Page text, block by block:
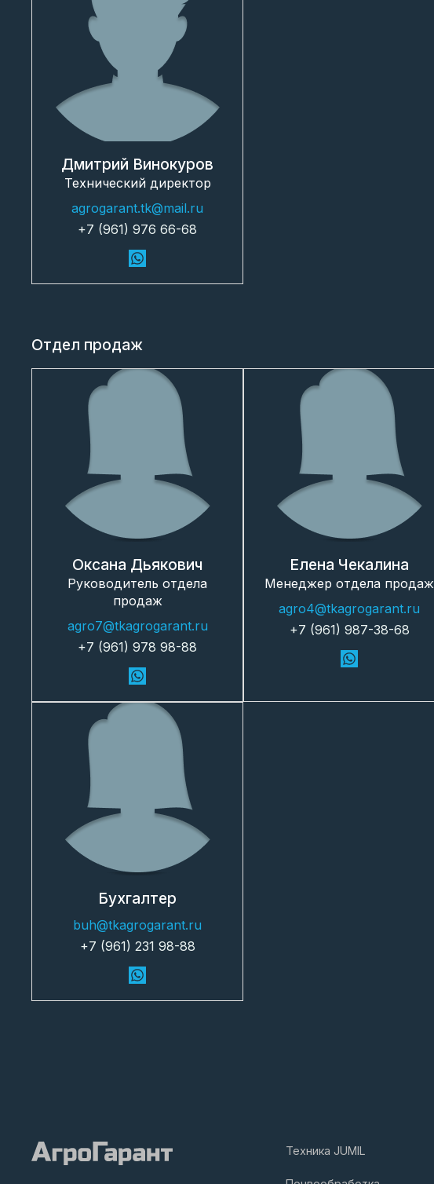
Дмитрий Винокуров
Технический директор
agrogarant.tk@mail.ru
+7 (961) 976 66-68
Отдел продаж
Оксана Дьякович
Руководитель отдела
продаж
agro7@tkagrogarant.ru
+7 (961) 978 98-88
Елена Чекалина
Менеджер отдела продаж
agro4@tkagrogarant.ru
+7 (961) 987-38-68
Бухгалтер
buh@tkagrogarant.ru
+7 (961) 231 98-88
Техника JUMIL